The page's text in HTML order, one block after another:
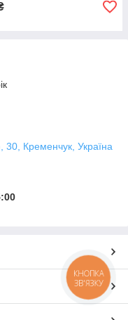
30, Кременчук, Україна
КНОПКА
ЗВ'ЯЗКУ